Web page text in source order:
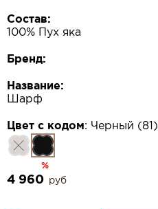
Состав:
100% Пух яка
Бренд:
Название:
Шарф
Цвет с кодом: Черный (81)
%
4 960 руб